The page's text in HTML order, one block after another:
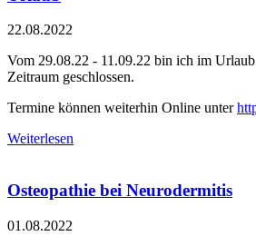
22.08.2022
Vom 29.08.22 - 11.09.22 bin ich im
Zeitraum geschlossen.
Termine können weiterhin Online unter
Weiterlesen
Osteopathie bei Neurodermitis
01.08.2022